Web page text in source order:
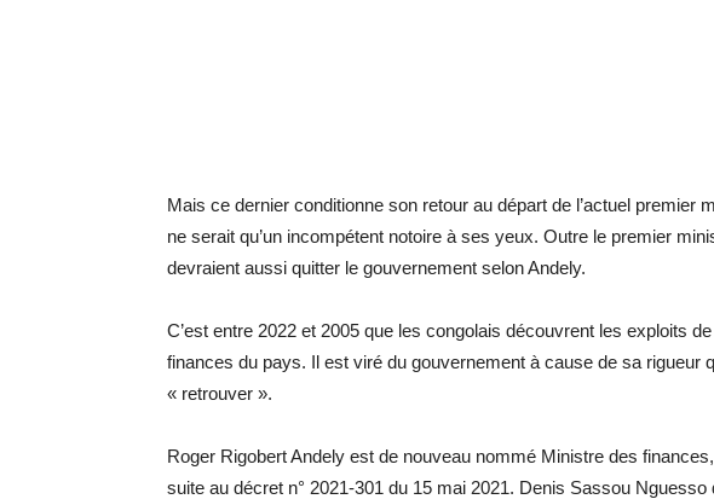
Mais ce dernier conditionne son retour au départ de l’actuel premier
ne serait qu’un incompétent notoire à ses yeux. Outre le premier
devraient aussi quitter le gouvernement selon Andely.
C’est entre 2022 et 2005 que les congolais découvrent les exploits
finances du pays. Il est viré du gouvernement à cause de sa rigueur
« retrouver ».
Roger Rigobert Andely est de nouveau nommé Ministre des
suite au décret n° 2021-301 du 15 mai 2021. Denis Sassou